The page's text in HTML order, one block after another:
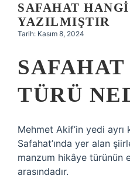
Hakkımızda
SAFAHAT
YAZILMIŞTIR
Tarih: Kasım 8, 2024
TÜRÜ
Mehmet Akif’in yedi
Safahat’ında yer alan
manzum hikâye türünün
arasındadır.